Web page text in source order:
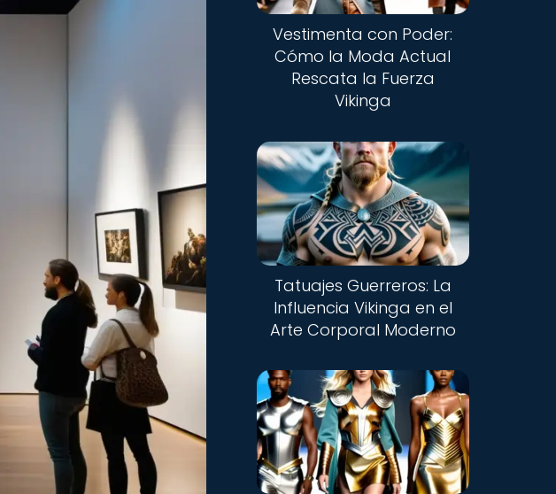
Vestimenta con Poder:
Cómo la Moda Actual
Rescata la Fuerza
Vikinga
Tatuajes Guerreros: La
Influencia Vikinga en el
Arte Corporal Moderno